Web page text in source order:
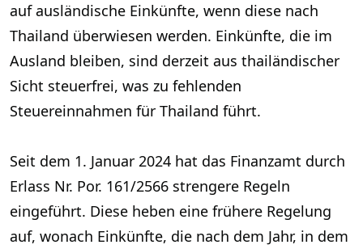
auf ausländische Einkünfte, wenn diese nach
Thailand überwiesen werden. Einkünfte, die im
Ausland bleiben, sind derzeit aus thailändischer
Sicht steuerfrei, was zu fehlenden
Steuereinnahmen für Thailand führt.
Seit dem 1. Januar 2024 hat das Finanzamt durch
Erlass Nr. Por. 161/2566 strengere Regeln
eingeführt. Diese heben eine frühere Regelung
auf, wonach Einkünfte, die nach dem Jahr, in dem